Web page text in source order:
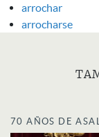
arrochar
arrocharse
70 AÑOS DE